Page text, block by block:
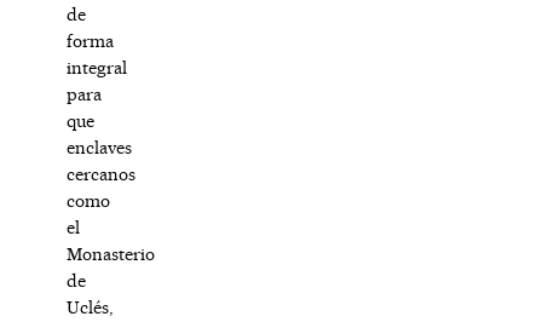
de
forma
integral
para
que
enclaves
cercanos
como
el
Monasterio
de
Uclés,